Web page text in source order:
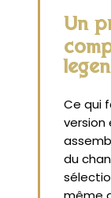
Un
Ce qui
version
du